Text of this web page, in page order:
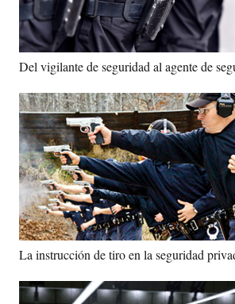
Del vigilante de seguridad al agente de
La instrucción de tiro en la seguridad